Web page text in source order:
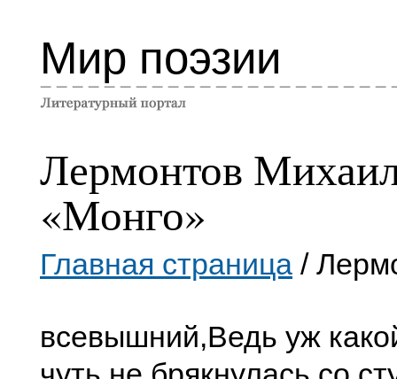
Мир поэзии
Лермонтов
«Монго»
Главная страница /
всевышний,Ведь уж